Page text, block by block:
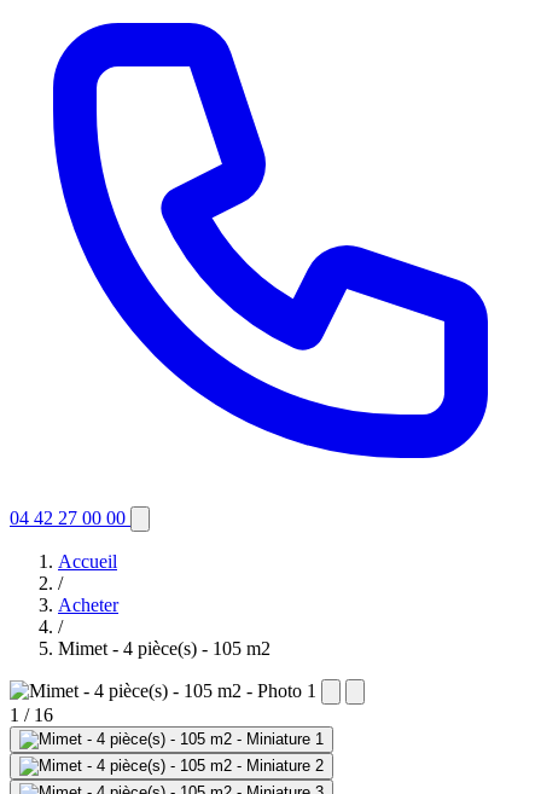
04 42 27 00 00
Accueil
/
Acheter
/
Mimet - 4 pièce(s) - 105 m2
1 / 16